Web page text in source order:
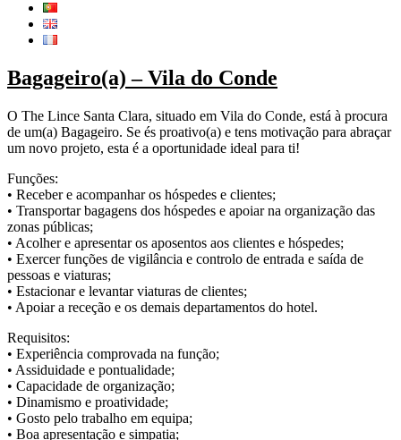
Bagageiro(a) – Vila do Conde
O The Lince Santa Clara, situado em Vila do Conde, está à procura
de um(a) Bagageiro. Se és proativo(a) e tens motivação para abraçar
um novo projeto, esta é a oportunidade ideal para ti!
Funções:
• Receber e acompanhar os hóspedes e clientes;
• Transportar bagagens dos hóspedes e apoiar na organização das
zonas públicas;
• Acolher e apresentar os aposentos aos clientes e hóspedes;
• Exercer funções de vigilância e controlo de entrada e saída de
pessoas e viaturas;
• Estacionar e levantar viaturas de clientes;
• Apoiar a receção e os demais departamentos do hotel.
Requisitos:
• Experiência comprovada na função;
• Assiduidade e pontualidade;
• Capacidade de organização;
• Dinamismo e proatividade;
• Gosto pelo trabalho em equipa;
• Boa apresentação e simpatia;